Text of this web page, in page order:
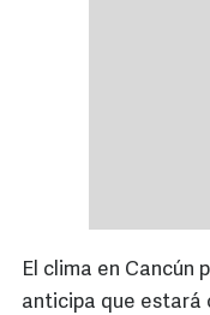
El clima en Cancún
anticipa que estará